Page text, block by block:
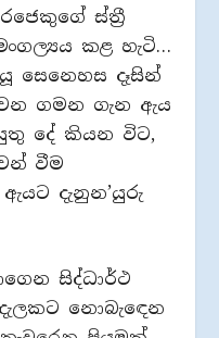
ස්ත්‍රී
කළ හැටි…
සෙනෙහස දෑසින්
ගමන ගැන ඇය
දේ කියන විට,
වීම
දැනුන’යුරු
සිද්ධාර්ථ
නොබැඳෙන